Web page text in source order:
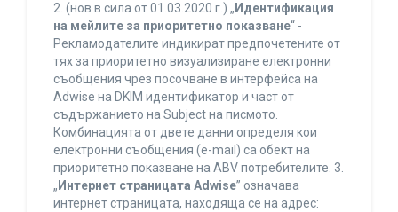
2. (нов в сила от 01.03.2020 г.) „ Идентификация
на мейлите за приоритетно показване“ -
Рекламодателите индикират предпочетените от
тях за приоритетно визуализиране електронни
съобщения чрез посочване в интерфейса на
Adwise на DKIM идентификатор и част от
съдържанието на Subject на писмото.
Комбинацията от двете данни определя кои
електронни съобщения (e-mail) са обект на
приоритетно показване на ABV потребителите. 3.
„ Интернет страницата Adwise” означава
интернет страницата, находяща се на адрес: